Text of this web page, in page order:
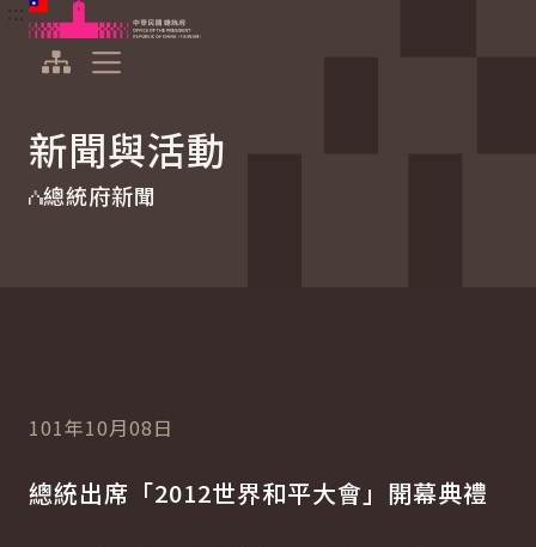
跳到主要內容
中華民國總統府
新聞與活動
總統府新聞
101年10月08日
總統出席「2012世界和平大會」開幕典禮